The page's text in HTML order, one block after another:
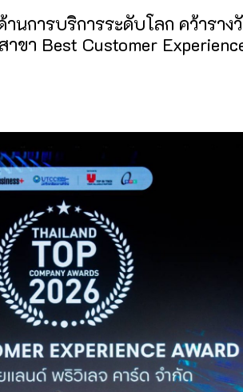
นการบริการระดับโลก คว้าราง
ขา Best Customer